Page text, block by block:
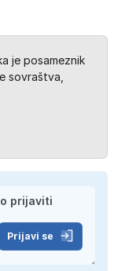
je posameznik
sovraštva,
Prijavi se